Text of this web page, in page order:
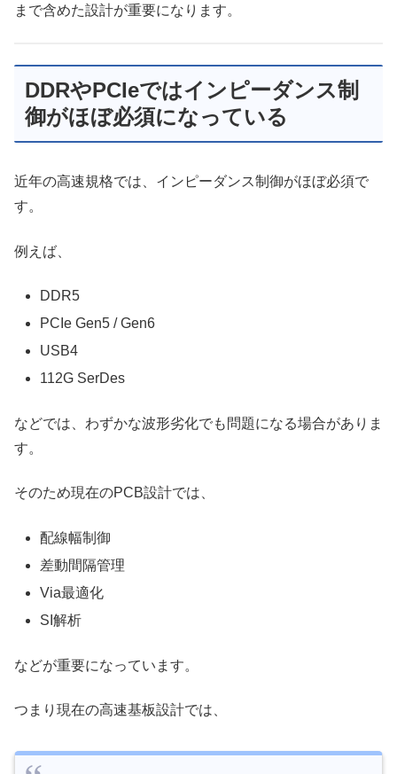
まで含めた設計が重要になります。
DDRやPCIeではインピーダンス制
御がほぼ必須になっている
近年の高速規格では、インピーダンス制御がほぼ必須で
す。
例えば、
DDR5
PCIe Gen5 / Gen6
USB4
112G SerDes
などでは、わずかな波形劣化でも問題になる場合がありま
す。
そのため現在のPCB設計では、
配線幅制御
差動間隔管理
Via最適化
SI解析
などが重要になっています。
つまり現在の高速基板設計では、